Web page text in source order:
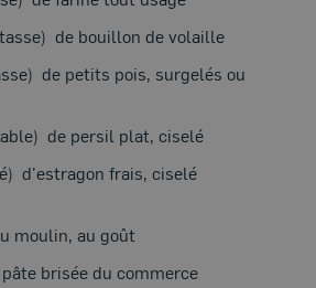
de bouillon de volaille
de petits pois, surgelés ou
de persil plat, ciselé
d'estragon frais, ciselé
moulin, au goût
brisée du commerce
Saler et poivrer. Réserver sur
casserole moyenne, à feu
le reste du beurre. Y faire revenir
très tendres.
cuire 1 minute. Ajouter le
ébullition en remuant.
de porc, le persil et l’estragon.
Laisser tiédir. Réfrigérer au